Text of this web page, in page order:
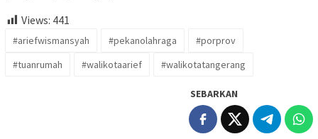
Views: 441
#ariefwismansyah #pekanolahraga
#porprov
#tuanrumah
#walikotaarief #walikotatangerang
SEBARKAN